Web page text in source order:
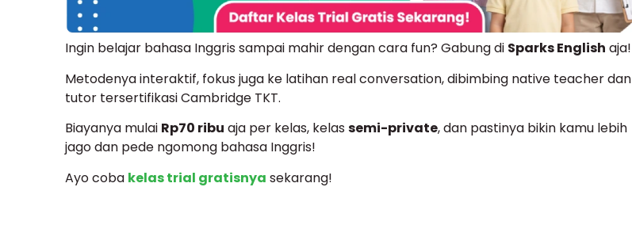
Ingin belajar bahasa Inggris sampai mahir dengan cara fun? Gabung di Sparks English aja!
Metodenya interaktif, fokus juga ke latihan real conversation, dibimbing native teacher dan
tutor tersertifikasi Cambridge TKT.
Biayanya mulai Rp70 ribu aja per kelas, kelas semi-private, dan pastinya bikin kamu lebih
jago dan pede ngomong bahasa Inggris!
Ayo coba kelas trial gratisnya sekarang!